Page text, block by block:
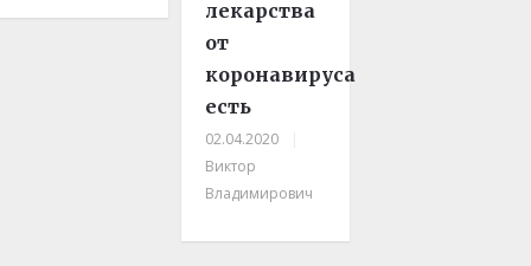
лекарства
от
коронавируса
есть
02.04.2020
Виктор
Владимирович